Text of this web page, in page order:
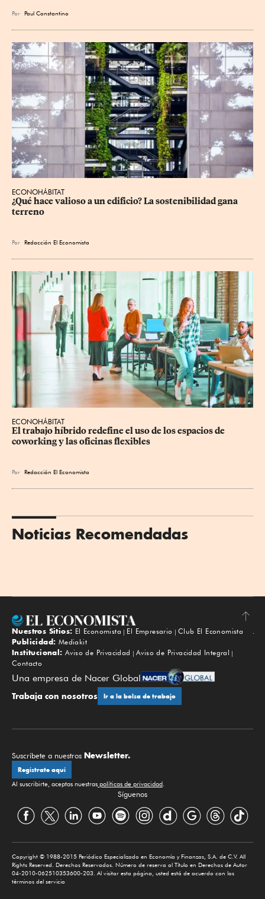
Por Paul Constantino
ECONOHÁBITAT
¿Qué hace valioso a un edificio? La sostenibilidad gana
terreno
Por Redacción El Economista
ECONOHÁBITAT
El trabajo híbrido redefine el uso de los espacios de
coworking y las oficinas flexibles
Por Redacción El Economista
Noticias Recomendadas
Subir
Nuestros Sitios: El Economista El Empresario
Club El Economista
Publicidad: Mediakit
Institucional: Aviso de Privacidad
Aviso de Privacidad Integral
Contacto
Una empresa de Nacer Global
Trabaja con nosotros Ir a la bolsa de trabajo
Suscríbete a nuestros Newsletter.
Regístrate aquí
Al suscribirte, aceptas nuestras políticas de privacidad.
Síguenos
Copyright © 1988-2015 Periódico Especializado en Economía y Finanzas, S.A. de C.V. All
Rights Reserved. Derechos Reservados. Número de reserva al Título en Derechos de Autor
04-2010-062510353600-203. Al visitar esta página, usted está de acuerdo con los
términos del servicio